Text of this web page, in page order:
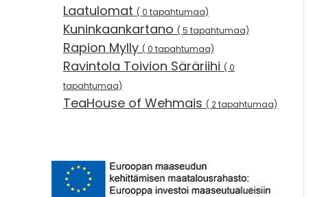
Laatulomat ( 0 tapahtumaa)
Kuninkaankartano ( 5 tapahtumaa)
Rapion Mylly ( 0 tapahtumaa)
Ravintola Toivion Säräriihi ( 0
tapahtumaa)
TeaHouse of Wehmais ( 2 tapahtumaa)